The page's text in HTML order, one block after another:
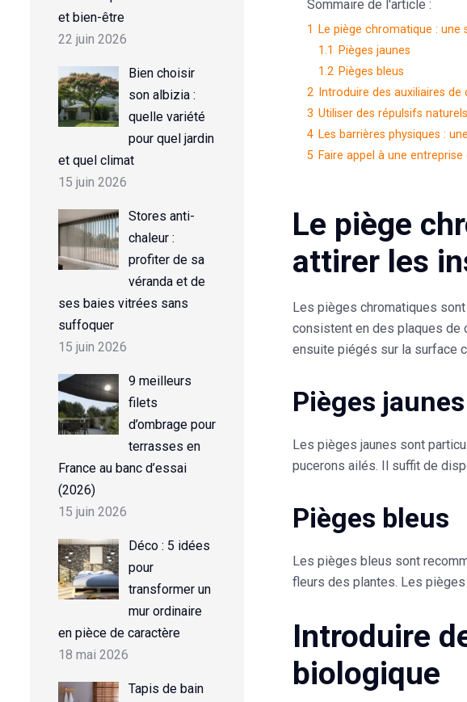
et bien-être
22 juin 2026
Bien choisir
son albizia :
quelle variété
pour quel jardin
et quel climat
15 juin 2026
Stores anti-
chaleur :
profiter de sa
véranda et de
ses baies vitrées sans
suffoquer
15 juin 2026
9 meilleurs
filets
d’ombrage pour
terrasses en
France au banc d’essai
(2026)
15 juin 2026
Déco : 5 idées
pour
transformer un
mur ordinaire
en pièce de caractère
18 mai 2026
Tapis de bain
Sommaire de l'article :
1
Le piège chromatique :
1.1
Pièges jaunes
1.2 Pièges bleus
2 Introduire des auxiliaires
3 Utiliser des répulsifs
4 Les barrières physiques :
5 Faire appel à une
Le piège
attirer les
Les pièges chromatiques
consistent en des plaques de
ensuite piégés sur la surface
Pièges jaunes
Les pièges jaunes sont
pucerons ailés. Il suffit de
Pièges bleus
Les pièges bleus sont
fleurs des plantes. Les
Introduire
biologique